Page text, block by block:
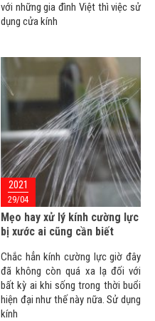
với những gia đình Việt thì việc sử
dụng cửa kính
2021
29/04
Mẹo hay xử lý kính cường lực
bị xước ai cũng cần biết
Chắc hẳn kính cường lực giờ đây
đã không còn quá xa lạ đối với
bất kỳ ai khi sống trong thời buổi
hiện đại như thế này nữa. Sử dụng
kính